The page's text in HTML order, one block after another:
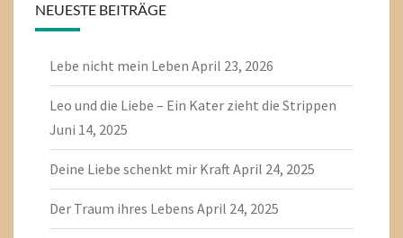
NEUESTE BEITRÄGE
Lebe nicht mein Leben April 23, 2026
Leo und die Liebe – Ein Kater zieht die Strippen
Juni 14, 2025
Deine Liebe schenkt mir KraftApril 24, 2025
Der Traum ihres Lebens April 24, 2025